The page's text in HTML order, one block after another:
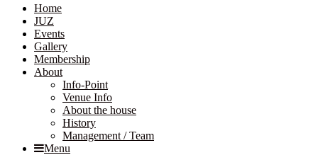
Home
JUZ
Events
Gallery
Membership
About
Info-Point
Venue Info
About the house
History
Management / Team
Menu